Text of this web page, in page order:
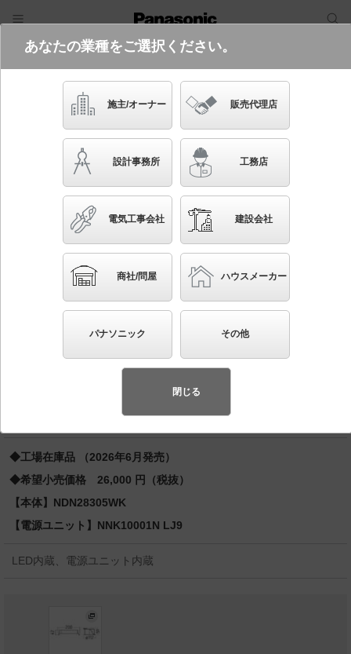
電気・建築設備（ビジネス）
フリーワード
品番・キーワード
かんたん照度計算
XND1039WNK LJ9
起動方式違いの商品を見る
天井埋込型 LED（昼白色） ダウンライト 浅型
10H・ビーム角80度・拡散タイプ・光源遮光角15度 調
光タイプ（ライコン別売）／埋込穴φ100 コンパクト形
蛍光灯FDL27形1灯器具相当 LED 100形
（長寿命・省電力のLEDを主照明にした、高品
◆工場在庫品 （2026年6月発売）
◆希望小売価格 26,000 円（税抜）
【本体】NDN28305WK
【電源ユニット】NNK10001N LJ9
LED内蔵、電源ユニット内蔵
あなたの業種をご選択ください。
施主/オーナー 販売代理店
設計事務所 工務店
電気工事会社 建設会社
商社/問屋 ハウスメーカー
パナソニック その他
閉じる